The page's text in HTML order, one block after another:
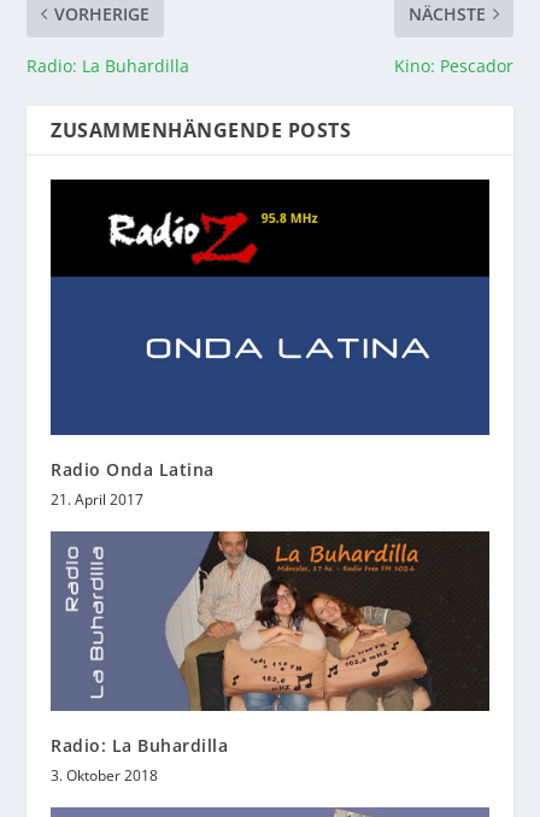
VORHERIGE
Radio: La Buhardilla
NÄCHSTE
Kino: Pescador
ZUSAMMENHÄNGENDE POSTS
Radio Onda Latina
21. April 2017
Radio: La Buhardilla
3. Oktober 2018